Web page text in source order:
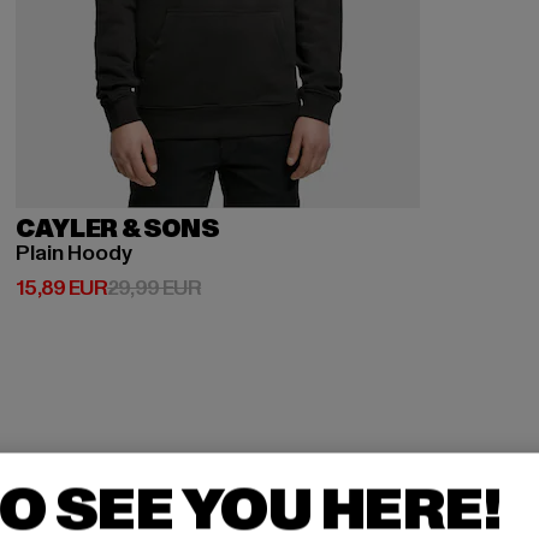
CAYLER & SONS
Plain Hoody
15,89 EUR
Ajankohtainen hinta: 15,89 EUR
29,99 EURKampanjahinta: 29,99 EUR
SEE YOU HERE!